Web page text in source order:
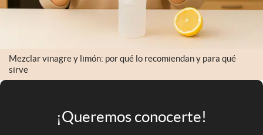
El Cronista Studio
Argentina
Mezclar vinagre y limón: por qué lo recomiendan y para qué
sirve
¡Queremos conocerte!